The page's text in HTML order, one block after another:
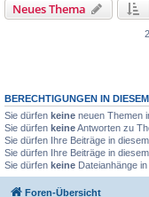
Neues Thema
BERECHTIGUNGEN IN
Sie dürfen keine neuen Themen
Sie dürfen keineAntworten zu
Sie dürfen Ihre Beiträge in
Sie dürfen Ihre Beiträge in
Sie dürfen keine Dateianhänge
Foren-Übersicht